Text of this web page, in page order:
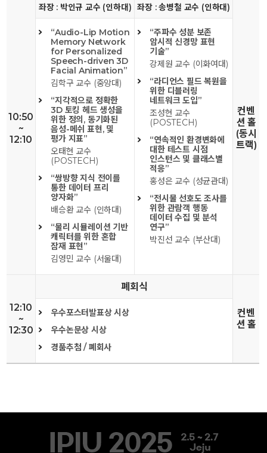
10:50
~
12:10
좌장 : 박인규 교수 (인하대) 좌장 : 송병철 교수 (인하대)
컨벤
션 홀
(동시
트랙)
“Audio-Lip Motion
Memory Network
for Personalized
Speech-driven 3D
Facial Animation”
김학구 교수 (중앙대)
“지각적으로 정확한
3D 토킹 헤드 생성을
위한 정의, 동기화된
음성-메쉬 표현, 및
평가 지표”
오태현 교수
(POSTECH)
“쌍방향 지식 전이를
통한 데이터 프리
양자화”
배승환 교수 (인하대)
“물리 시뮬레이션 기반
캐릭터를 위한 혼합
잠재 표현”
김영민 교수 (서울대)
“주파수 성분 보존
암시적 신경망 표현
기술”
강제원 교수 (이화여대)
“라디언스 필드 복원을
위한 디블러링
네트워크 도입”
조성현 교수
(POSTECH)
“연속적인 환경변화에
대한 테스트 시점
인스턴스 및 클래스별
적응”
홍성은 교수 (성균관대)
“전시물 선호도 조사를
위한 관람객 행동
데이터 수집 및 분석
연구”
박진선 교수 (부산대)
12:10
~
12:30
폐회식
컨벤
션 홀
우수포스터발표상 시상
우수논문상 시상
경품추첨 / 폐회사